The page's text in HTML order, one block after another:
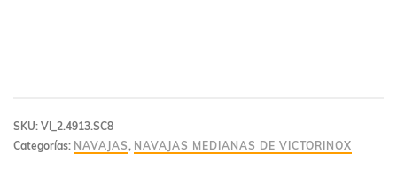
SKU: VI_2.4913.SC8
Categorías: NAVAJAS , NAVAJAS MEDIANAS DE VICTORINOX